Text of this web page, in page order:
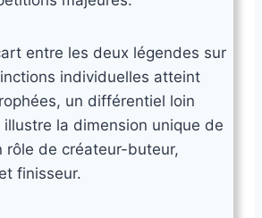
entre les deux légendes sur
individuelles atteint
un différentiel loin
illustre la dimension unique de
rôle de créateur-buteur,
finisseur.